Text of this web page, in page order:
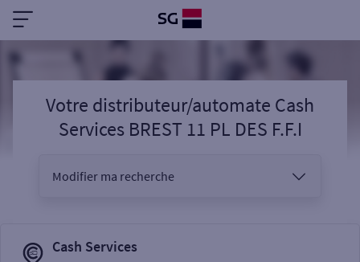
Votre distributeur/automate Cash
Services BREST 11 PL DES F.F.I
Modifier ma recherche
Cash Services